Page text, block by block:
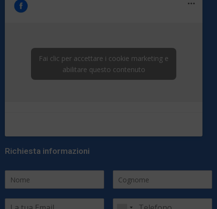
Fai clic per accettare i cookie marketing e
abilitare questo contenuto
Richiesta informazioni